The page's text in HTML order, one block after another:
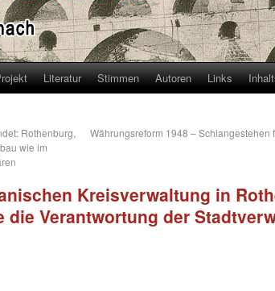
Literatur Stimmen Autoren Links
Rothenburg,
wie im
Währungsreform 1948 – Schlangestehen
Kreisverwaltung in
die Verantwortung der